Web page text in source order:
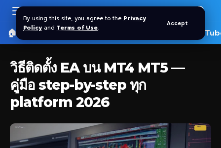
By using this site, you agree to the Privacy
Policy and Terms of Use.
Accept
🏠 หน้าแรก ราคาทอง SPDR 🎬
วิธีติดตั้ง EA บน MT4 MT5 —
คู่มือ step-by-step ทุก
platform 2026